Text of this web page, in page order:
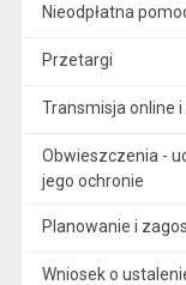
Nieodpłatna
Przetargi
Transmisja online
Obwieszczenia -
jego ochronie
Planowanie i
Wniosek o